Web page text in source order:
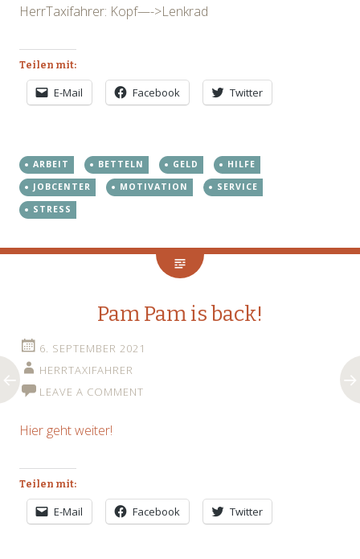
HerrTaxifahrer: Kopf—->Lenkrad
Teilen mit:
E-Mail Facebook Twitter
ARBEIT BETTELN GELD
HILFE
JOBCENTER
MOTIVATION
SERVICE
STRESS
Pam Pam is back!
6. SEPTEMBER 2021
HERRTAXIFAHRER
LEAVE A COMMENT
Hier geht weiter!
Teilen mit:
E-Mail Facebook Twitter